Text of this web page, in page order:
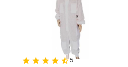
star star star star star_half5